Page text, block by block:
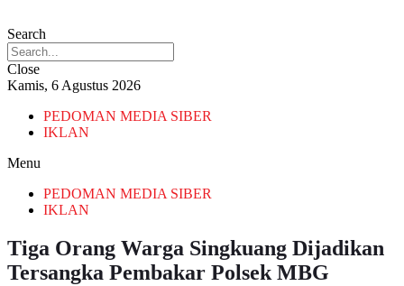
Search
Close
Kamis, 6 Agustus 2026
PEDOMAN MEDIA SIBER
IKLAN
Menu
PEDOMAN MEDIA SIBER
IKLAN
Tiga Orang Warga Singkuang Dijadikan
Tersangka Pembakar Polsek MBG